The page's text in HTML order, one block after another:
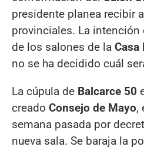
presidente planea recibir
provinciales. La intención
de los salones de la Casa
no se ha decidido cuál
La cúpula de Balcarce 50
creado Consejo de Mayo,
semana pasada por
nueva sala. Se baraja la